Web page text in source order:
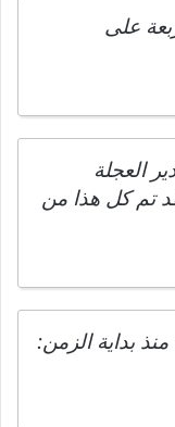
على
العجلة
تم كل هذا من
بداية الزمن: